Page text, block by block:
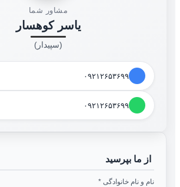
مشاور شما
یاسر کوهسار
(سپیدار)
۰۹۲۱۲۶۵۳۶۹۹
۰۹۲۱۲۶۵۳۶۹۹
از ما بپرسید
نام و نام خانوادگی *